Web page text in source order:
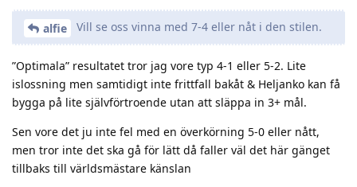
alfie Vill se oss vinna med 7-4 eller nåt i den stilen.
”Optimala” resultatet tror jag vore typ 4-1 eller 5-2. Lite
islossning men samtidigt inte frittfall bakåt & Heljanko kan få
bygga på lite självförtroende utan att släppa in 3+ mål.
Sen vore det ju inte fel med en överkörning 5-0 eller nått,
men tror inte det ska gå för lätt då faller väl det här gänget
tillbaks till världsmästare känslan